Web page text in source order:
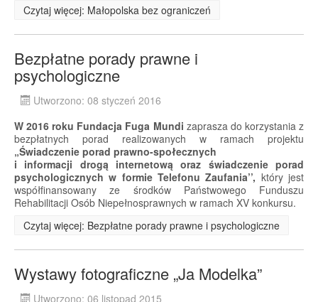
Czytaj więcej: Małopolska bez ograniczeń
Bezpłatne porady prawne i
psychologiczne
Utworzono: 08 styczeń 2016
W 2016 roku Fundacja Fuga Mundi zaprasza do korzystania z
bezpłatnych porad realizowanych w ramach projektu
„Świadczenie porad prawno-społecznych
i informacji drogą internetową oraz świadczenie porad
psychologicznych w formie Telefonu Zaufania’’, który jest
współfinansowany ze środków Państwowego Funduszu
Rehabilitacji Osób Niepełnosprawnych w ramach XV konkursu.
Czytaj więcej: Bezpłatne porady prawne i psychologiczne
Wystawy fotograficzne „Ja Modelka”
Utworzono: 06 listopad 2015